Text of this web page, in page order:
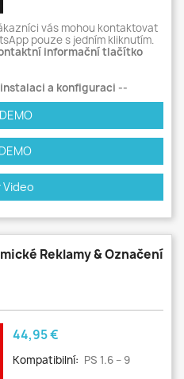
vás mohou kontaktovat
pouze s jedním kliknutím.
informační tlačítko
a konfiguraci --
Video
Reklamy & Označení
Cena
44,95 €
Kompatibilní: PS 1.6 – 9